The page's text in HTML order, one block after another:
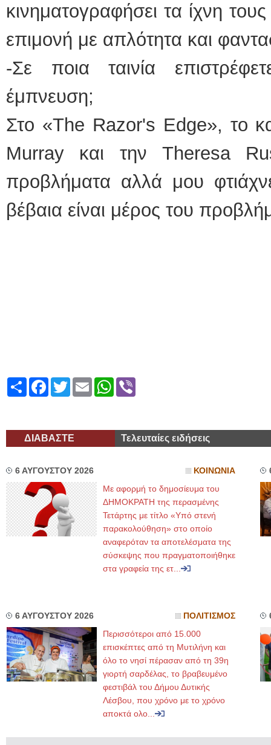
κινηματογραφήσει τα ίχνη
επιμονή με απλότητα και
-Σε ποια ταινία
έμπνευση;
Στο «The Razor's Edge», το
Murray και την Theresa
προβλήματα αλλά μου
βέβαια είναι μέρος του
ShareFacebook
TwitterEmailWhatsApp
ΔΙΑΒΑΣΤΕ Τελευταίες ειδήσεις
6 ΑΥΓΟΥΣΤΟΥ 2026 ΚΟΙΝΩΝΙΑ
Με αφορμή το δημοσίευμα του
ΔΗΜΟΚΡΑΤΗ της περασμένης
Τετάρτης με τίτλο «Υπό στενή
παρακολούθηση» στο οποίο
αναφερόταν τα αποτελέσματα της
σύσκεψης που πραγματοποιήθηκε
στα γραφεία της ετ...
6 ΑΥΓΟΥΣΤΟΥ 2026 ΠΟΛΙΤΙΣΜΟΣ
Περισσότεροι από 15.000
επισκέπτες από τη Μυτιλήνη και
όλο το νησί πέρασαν από τη 39η
γιορτή σαρδέλας, το βραβευμένο
φεστιβάλ του Δήμου Δυτικής
Λέσβου, που χρόνο με το χρόνο
αποκτά ολο...